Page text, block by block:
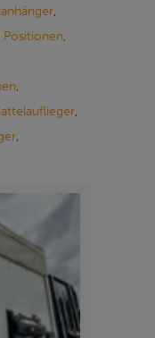
,
Positionen,
,
,
,